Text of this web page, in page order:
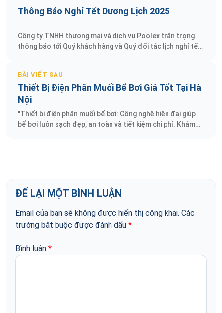
Thông Báo Nghỉ Tết Dương Lịch 2025
Công ty TNHH thương mại và dịch vụ Poolex trân trọng
thông báo tới Quý khách hàng và Quý đối tác lịch nghỉ tết
BÀI VIẾT SAU
Thiết Bị Điện Phân Muối Bể Bơi Giá Tốt Tại Hà
Nội
"Thiết bị điện phân muối bể bơi: Công nghệ hiện đại giúp
bể bơi luôn sạch đẹp, an toàn và tiết kiệm chi phí. Khám
ĐỂ LẠI MỘT BÌNH LUẬN
Email của bạn sẽ không được hiển thị công khai. Các
trường bắt buộc được đánh dấu *
Bình luận *